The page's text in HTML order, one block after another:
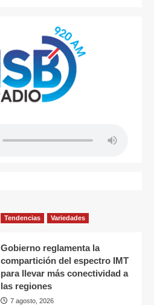
Tendencias Variedades
Gobierno reglamenta la
compartición del espectro IMT
para llevar más conectividad a
las regiones
7 agosto, 2026